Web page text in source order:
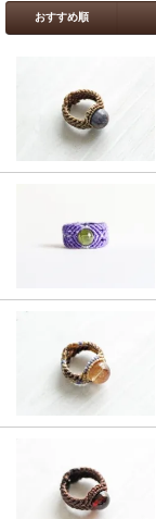
おすすめ順